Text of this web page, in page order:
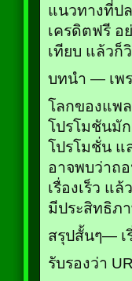
แนวทางที่ป
เครดิตฟรี อ
เทียบ แล้วก็
บทนำ — เพ
โลกของแพ
โปรโมชันมัก
โปรโมชั่น
อาจพบว่าถ
เรื่องเร็ว แ
มีประสิทธิภ
สรุปสั้นๆ— เ
รับรองว่า